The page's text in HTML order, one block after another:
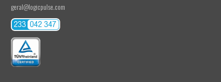
geral@logicpulse.com